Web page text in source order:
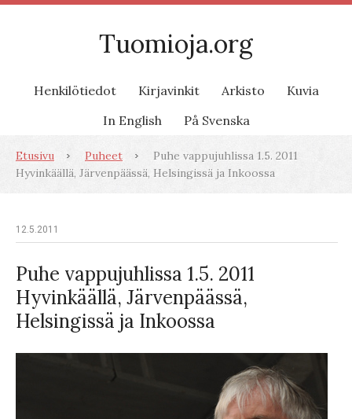
Tuomioja.org
Henkilötiedot Kirjavinkit Arkisto
Kuvia
In English
På Svenska
Etusivu Puheet
Puhe vappujuhlissa 1.5. 2011
Hyvinkäällä, Järvenpäässä, Helsingissä ja Inkoossa
12.5.2011
Puhe vappujuhlissa 1.5. 2011
Hyvinkäällä, Järvenpäässä,
Helsingissä ja Inkoossa